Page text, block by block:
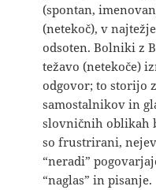
(spontan,
(netekoč), v
odsoten. Bolniki z
težavo (netekoče)
odgovor; to storijo
samostalnikov in
slovničnih oblikah
so frustrirani,
“neradi”
“naglas” in pisanje.